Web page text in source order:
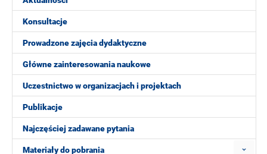
Konsultacje
Prowadzone zajęcia dydaktyczne
Główne zainteresowania naukowe
Uczestnictwo w organizacjach i projektach
Publikacje
Najczęściej zadawane pytania
Materiały do pobrania